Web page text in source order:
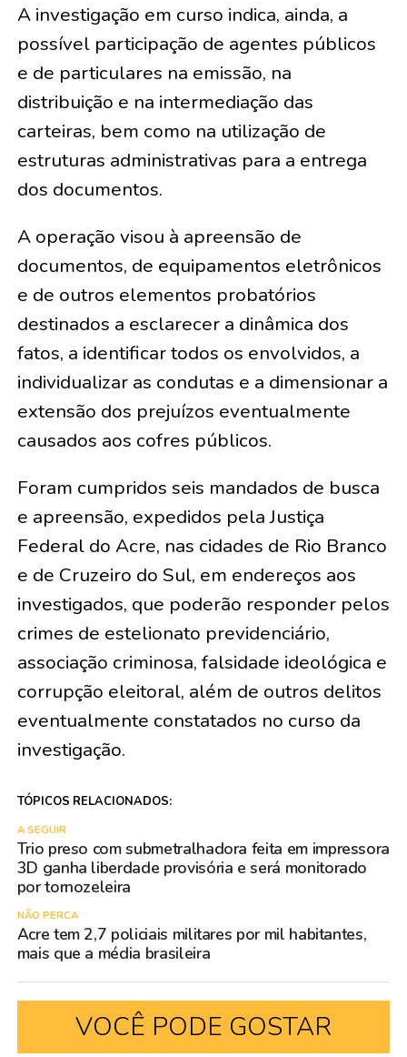
A investigação em curso indica, ainda, a
possível participação de agentes públicos
e de particulares na emissão, na
distribuição e na intermediação das
carteiras, bem como na utilização de
estruturas administrativas para a entrega
dos documentos.
A operação visou à apreensão de
documentos, de equipamentos eletrônicos
e de outros elementos probatórios
destinados a esclarecer a dinâmica dos
fatos, a identificar todos os envolvidos, a
individualizar as condutas e a dimensionar a
extensão dos prejuízos eventualmente
causados aos cofres públicos.
Foram cumpridos seis mandados de busca
e apreensão, expedidos pela Justiça
Federal do Acre, nas cidades de Rio Branco
e de Cruzeiro do Sul, em endereços aos
investigados, que poderão responder pelos
crimes de estelionato previdenciário,
associação criminosa, falsidade ideológica e
corrupção eleitoral, além de outros delitos
eventualmente constatados no curso da
investigação.
TÓPICOS RELACIONADOS:
A SEGUIR
Trio preso com submetralhadora feita em impressora
3D ganha liberdade provisória e será monitorado
por tornozeleira
NÃO PERCA
Acre tem 2,7 policiais militares por mil habitantes,
mais que a média brasileira
VOCÊ PODE GOSTAR